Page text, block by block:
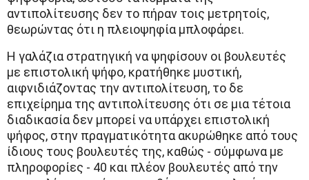
αντιπολίτευσης δεν το πήραν τοις μετρητοίς,
θεωρώντας ότι η πλειοψηφία μπλοφάρει.
Η γαλάζια στρατηγική να ψηφίσουν οι βουλευτές
με επιστολική ψήφο, κρατήθηκε μυστική,
αιφνιδιάζοντας την αντιπολίτευση, το δε
επιχείρημα της αντιπολίτευσης ότι σε μια τέτοια
διαδικασία δεν μπορεί να υπάρχει επιστολική
ψήφος, στην πραγματικότητα ακυρώθηκε από τους
ίδιους τους βουλευτές της, καθώς - σύμφωνα με
πληροφορίες - 40 και πλέον βουλευτές από την